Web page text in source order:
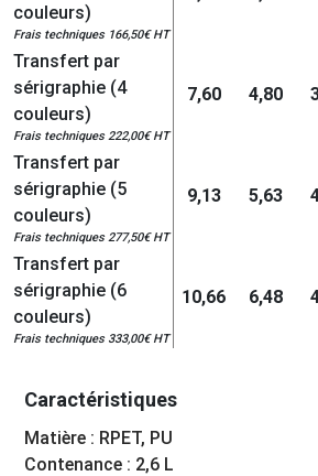
couleurs)
Frais techniques 166,50€ HT
Transfert par
sérigraphie (4
couleurs)
Frais techniques 222,00€ HT
7,60 4,80
Transfert par
sérigraphie (5
couleurs)
Frais techniques 277,50€ HT
9,13 5,63
Transfert par
sérigraphie (6
couleurs)
Frais techniques 333,00€ HT
10,66 6,48
Caractéristiques
Matière : RPET, PU
Contenance : 2,6 L